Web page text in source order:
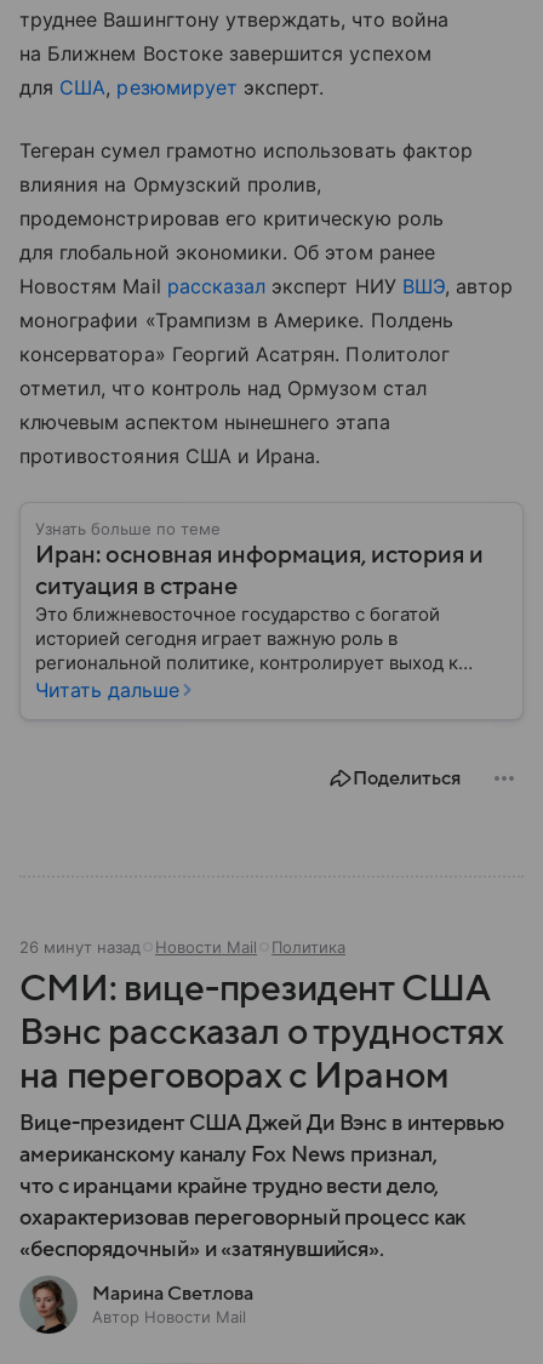
труднее Вашингтону утверждать, что война
на Ближнем Востоке завершится успехом
для США, резюмирует эксперт.
Тегеран сумел грамотно использовать фактор
влияния на Ормузский пролив,
продемонстрировав его критическую роль
для глобальной экономики. Об этом ранее
Новостям Mail рассказал эксперт НИУ ВШЭ, автор
монографии «Трампизм в Америке. Полдень
консерватора» Георгий Асатрян. Политолог
отметил, что контроль над Ормузом стал
ключевым аспектом нынешнего этапа
противостояния США и Ирана.
Узнать больше по теме
Иран: основная информация, история и
ситуация в стране
Это ближневосточное государство с богатой
историей сегодня играет важную роль в
региональной политике, контролирует выход к
Персидскому заливу и Ормузскому проливу, а также
Читать дальше
Поделиться
26 минут назад Новости Mail Политика
СМИ: вице-президент США
Вэнс рассказал о трудностях
на переговорах с Ираном
Вице-президент США Джей Ди Вэнс в интервью
американскому каналу Fox News признал,
что с иранцами крайне трудно вести дело,
охарактеризовав переговорный процесс как
«беспорядочный» и «затянувшийся».
Марина Светлова
Автор Новости Mail